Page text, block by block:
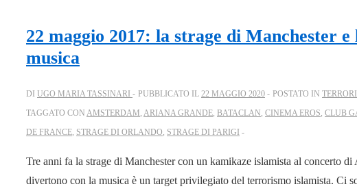
22 maggio 2017: la strage di Manchester
musica
DI UGO MARIA TASSINARI PUBBLICATO IL 22 MAGGIO 2020 POSTATO IN
TAGGATO CON AMSTERDAM, ARIANA GRANDE, BATACLAN, CINEMA EROS, CLUB
DE FRANCE, STRAGE DI ORLANDO, STRAGE DI PARIGI
Tre anni fa la strage di Manchester con un kamikaze islamista al concerto
divertono con la musica è un target privilegiato del terrorismo islamista. Ci